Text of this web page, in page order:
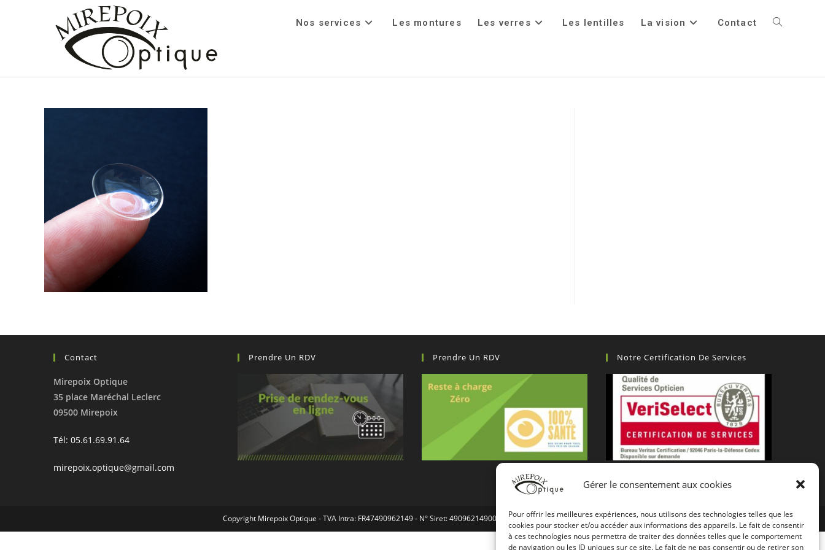
Gérer le consentement aux cookies
Pour offrir les meilleures expériences, nous utilisons des technologies telles que les
cookies pour stocker et/ou accéder aux informations des appareils. Le fait de consentir
à ces technologies nous permettra de traiter des données telles que le comportement
de navigation ou les ID uniques sur ce site. Le fait de ne pas consentir ou de retirer son
Nos services Les montures Les verres Les lentilles La vision Contact
Contact
Mirepoix Optique
35 place Maréchal Leclerc
09500 Mirepoix
Tél: 05.61.69.91.64
mirepoix.optique@gmail.com
Prendre Un RDV Prendre Un RDV Notre Certification De Services
Copyright Mirepoix Optique - TVA Intra: FR47490962149 - N° Siret: 49096214900012. - OceanWP Theme by Nick